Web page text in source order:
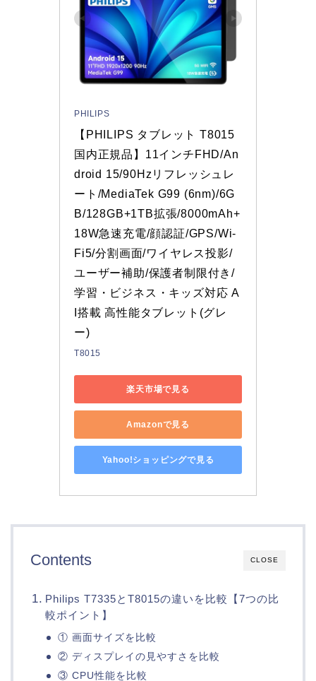
PHILIPS
【PHILIPS タブレット T8015
国内正規品】11インチFHD/An
droid 15/90Hzリフレッシュレ
ート/MediaTek G99 (6nm)/6G
B/128GB+1TB拡張/8000mAh+
18W急速充電/顔認証/GPS/Wi-
Fi5/分割画面/ワイヤレス投影/
ユーザー補助/保護者制限付き/
学習・ビジネス・キッズ対応 A
I搭載 高性能タブレット(グレ
ー)
T8015
楽天市場で見る
Amazonで見る
Yahoo!ショッピングで見る
CLOSE
Contents
Philips T7335とT8015の違いを比較【7つの比
較ポイント】
① 画面サイズを比較
② ディスプレイの見やすさを比較
③ CPU性能を比較